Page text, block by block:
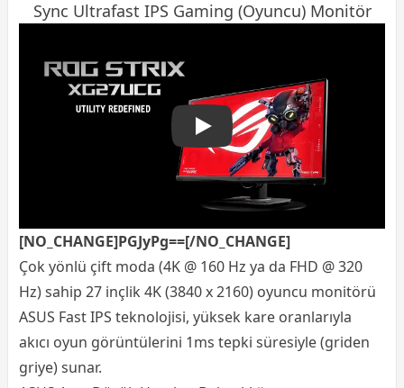
Sync Ultrafast IPS Gaming (Oyuncu) Monitör
ASUS ROG Swift
[NO_CHANGE]PGJyPg==[/NO_CHANGE]
Çok yönlü çift moda (4K @ 160 Hz ya da FHD @ 320
Hz) sahip 27 inçlik 4K (3840 x 2160) oyuncu monitörü
ASUS Fast IPS teknolojisi, yüksek kare oranlarıyla
akıcı oyun görüntülerini 1ms tepki süresiyle (griden
griye) sunar.